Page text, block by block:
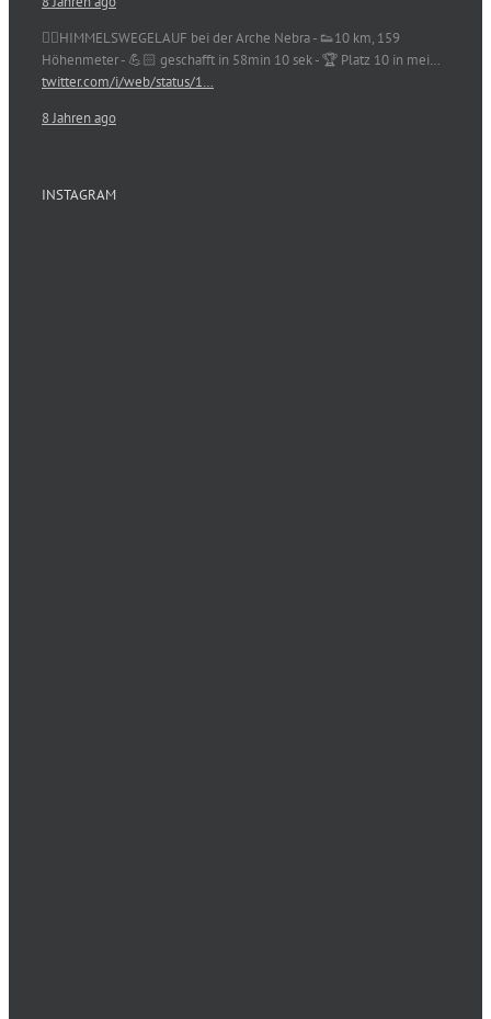
🏃‍♀️HIMMELSWEGELAUF bei der Arche Nebra - 👟10 km, 159
Höhenmeter - 💪🏻 geschafft in 58min 10 sek - 🏆 Platz 10 in mei…
twitter.com/i/web/status/1…
8 Jahren ago
INSTAGRAM